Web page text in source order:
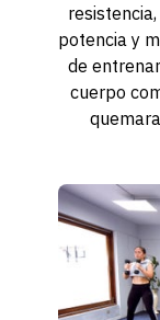
potencia y
de
cuerpo